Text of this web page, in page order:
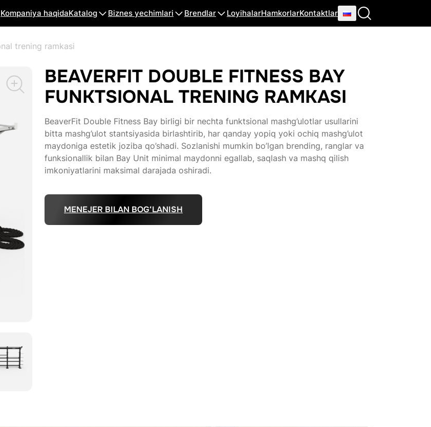
Kompaniya haqidaKatalog Biznes yechimlari Brendlar LoyihalarHamkorlarKontaktlar
trening ramkasi
BEAVERFIT DOUBLE FITNESS BAY
FUNKTSIONAL TRENING RAMKASI
BeaverFit Double Fitness Bay birligi bir nechta funktsional mashg’ulotlar usullarini
bitta mashg’ulot stantsiyasida birlashtirib, har qanday yopiq yoki ochiq mashg’ulot
maydoniga estetik joziba qo’shadi. Sozlanishi mumkin bo’lgan brending, ranglar va
funksionallik bilan Bay Unit minimal maydonni egallab, saqlash va mashq qilish
imkoniyatlarini maksimal darajada oshiradi.
MENEJER BILAN BOG‘LANISH